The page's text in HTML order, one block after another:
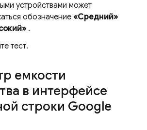
устройствами может
обозначение «Средний»
.
тест.
емкости
в интерфейсе
строки Google